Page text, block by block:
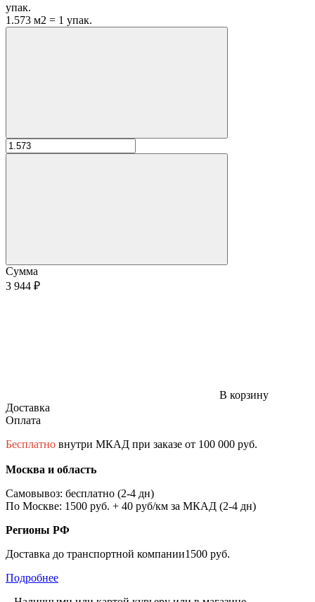
упак.
1.573 м2 = 1 упак.
Сумма
3 944 ₽
В корзину
Доставка
Оплата
Бесплатно внутри МКАД при заказе от 100 000 руб.
Москва и область
Самовывоз: бесплатно (2-4 дн)
По Москве: 1500 руб. + 40 руб/км за МКАД (2-4 дн)
Регионы РФ
Доставка до транспортной компании1500 руб.
Подробнее